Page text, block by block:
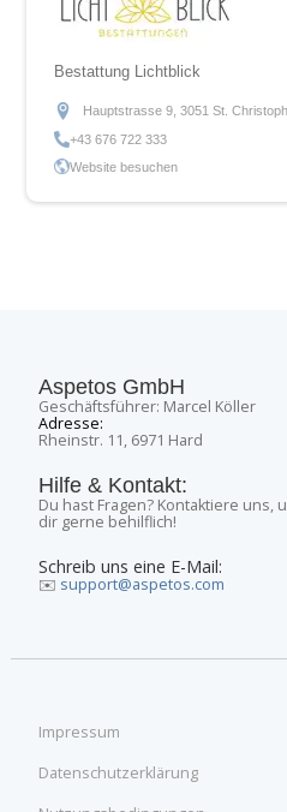
Bestattung Lichtblick
Hauptstrasse 9, 3051 St.
+43 676 722 333
Website besuchen
Aspetos GmbH
Geschäftsführer: Marcel Köller
Adresse:
Rheinstr. 11, 6971 Hard
Hilfe & Kontakt:
Du hast Fragen? Kontaktiere
dir gerne behilflich!
Schreib uns eine E-Mail:
✉️ support@aspetos.com
Impressum
Datenschutzerklärung